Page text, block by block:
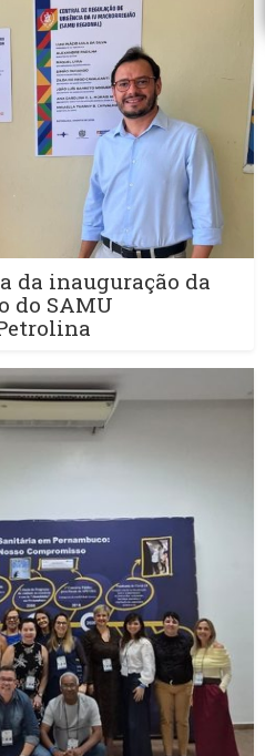
da inauguração da
do SAMU